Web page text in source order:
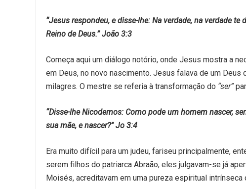
“Jesus respondeu, e disse-lhe: Na verdade, na verdade
Reino de Deus.” João 3:3
Começa aqui um diálogo notório, onde Jesus mostra a
em Deus, no novo nascimento. Jesus falava de um Deus
milagres. O mestre se referia à transformação do “ser”
“Disse-lhe Nicodemos: Como pode um homem nascer,
sua mãe, e nascer?” Jo 3:4
Era muito difícil para um judeu, fariseu principalmente,
serem filhos do patriarca Abraão, eles julgavam-se já
Moisés, acreditavam em uma pureza espiritual intrínseca